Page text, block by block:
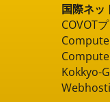
国際ネッ
COVOT
Kokkyo-